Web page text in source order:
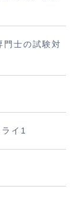
門士の試験対
イ1